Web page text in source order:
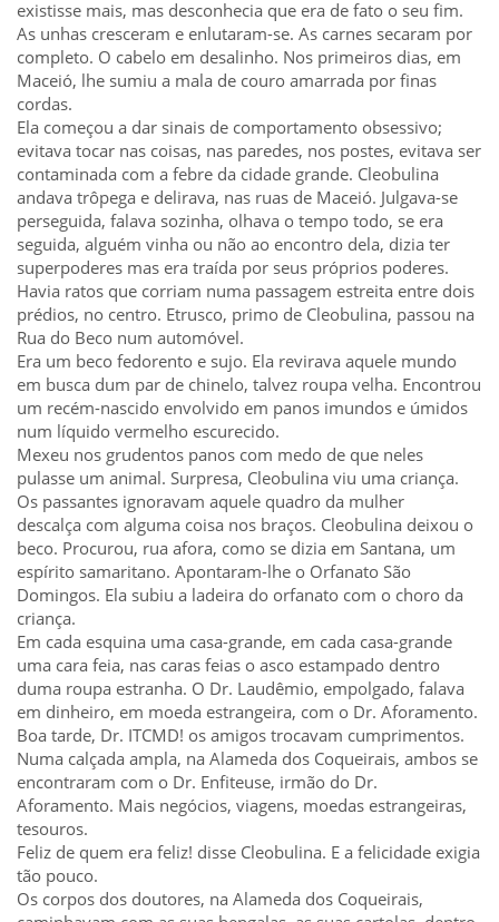
existisse mais, mas desconhecia que era de fato o seu fim.
As unhas cresceram e enlutaram-se. As carnes secaram por
completo. O cabelo em desalinho. Nos primeiros dias, em
Maceió, lhe sumiu a mala de couro amarrada por finas
cordas.
Ela começou a dar sinais de comportamento obsessivo;
evitava tocar nas coisas, nas paredes, nos postes, evitava ser
contaminada com a febre da cidade grande. Cleobulina
andava trôpega e delirava, nas ruas de Maceió. Julgava-se
perseguida, falava sozinha, olhava o tempo todo, se era
seguida, alguém vinha ou não ao encontro dela, dizia ter
superpoderes mas era traída por seus próprios poderes.
Havia ratos que corriam numa passagem estreita entre dois
prédios, no centro. Etrusco, primo de Cleobulina, passou na
Rua do Beco num automóvel.
Era um beco fedorento e sujo. Ela revirava aquele mundo
em busca dum par de chinelo, talvez roupa velha. Encontrou
um recém-nascido envolvido em panos imundos e úmidos
num líquido vermelho escurecido.
Mexeu nos grudentos panos com medo de que neles
pulasse um animal. Surpresa, Cleobulina viu uma criança.
Os passantes ignoravam aquele quadro da mulher
descalça com alguma coisa nos braços. Cleobulina deixou o
beco. Procurou, rua afora, como se dizia em Santana, um
espírito samaritano. Apontaram-lhe o Orfanato São
Domingos. Ela subiu a ladeira do orfanato com o choro da
criança.
Em cada esquina uma casa-grande, em cada casa-grande
uma cara feia, nas caras feias o asco estampado dentro
duma roupa estranha. O Dr. Laudêmio, empolgado, falava
em dinheiro, em moeda estrangeira, com o Dr. Aforamento.
Boa tarde, Dr. ITCMD! os amigos trocavam cumprimentos.
Numa calçada ampla, na Alameda dos Coqueirais, ambos se
encontraram com o Dr. Enfiteuse, irmão do Dr.
Aforamento. Mais negócios, viagens, moedas estrangeiras,
tesouros.
Feliz de quem era feliz! disse Cleobulina. E a felicidade exigia
tão pouco.
Os corpos dos doutores, na Alameda dos Coqueirais,